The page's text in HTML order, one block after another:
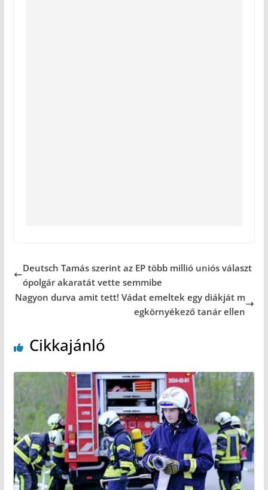
Deutsch Tamás szerint az EP több millió uniós választ
ópolgár akaratát vette semmibe
Nagyon durva amit tett! Vádat emeltek egy diákját m
egkörnyékező tanár ellen
Cikkajánló